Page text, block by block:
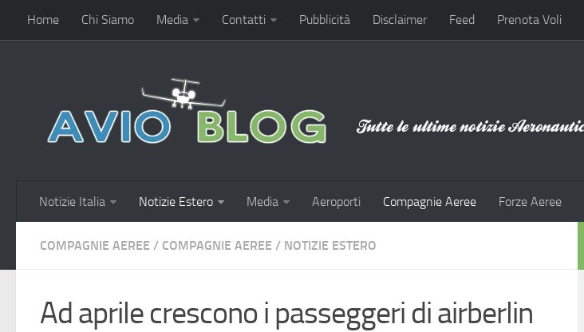
Home Chi Siamo Media Contatti Pubblicità Disclaimer Feed Prenota Voli
Notizie Italia Notizie Estero Media Aeroporti Compagnie Aeree Forze Aeree
COMPAGNIE AEREE / COMPAGNIE AEREE / NOTIZIE ESTERO
Ad aprile crescono i passeggeri di airberlin